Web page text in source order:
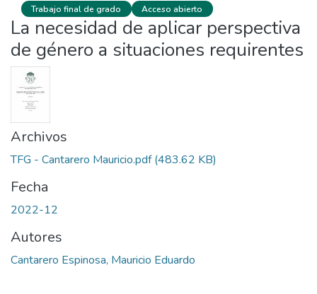
Trabajo final de grado Acceso abierto
La necesidad de aplicar perspectiva
de género a situaciones requirentes
Archivos
TFG - Cantarero Mauricio.pdf(483.62 KB)
Fecha
2022-12
Autores
Cantarero Espinosa, Mauricio Eduardo